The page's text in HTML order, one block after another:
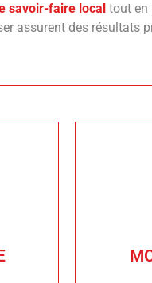
savoir-faire local tout en
assurent des résultats